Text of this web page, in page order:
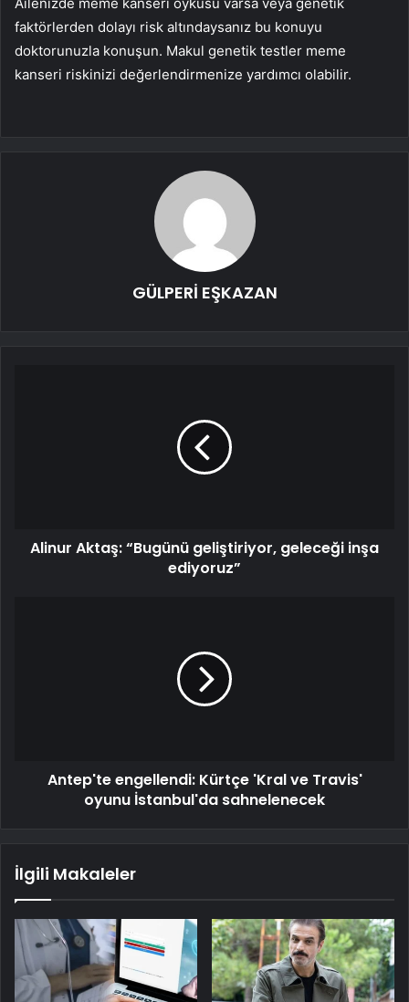
Ailenizde meme kanseri öyküsü varsa veya genetik
faktörlerden dolayı risk altındaysanız bu konuyu
doktorunuzla konuşun. Makul genetik testler meme
kanseri riskinizi değerlendirmenize yardımcı olabilir.
GÜLPERİ EŞKAZAN
Alinur Aktaş: “Bugünü geliştiriyor, geleceği inşa
ediyoruz”
Antep'te engellendi: Kürtçe 'Kral ve Travis'
oyunu İstanbul'da sahnelenecek
İlgili Makaleler